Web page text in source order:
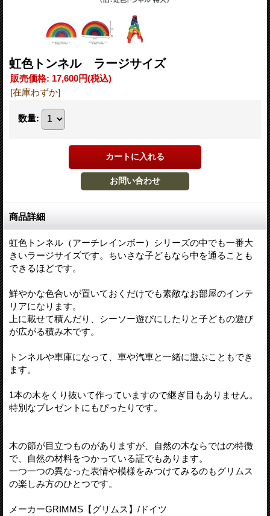
虹色トンネル ラージサイズ
販売価格: 17,600円(税込)
[在庫わずか]
数量:
商品詳細
虹色トンネル（アーチレインボー）シリーズの中でも一番大
きいラージサイズです。ちいさな子どもなら中を通ることも
できるほどです。
鮮やかな色合いが置いておくだけでも素敵なお部屋のインテ
リアになります。
上に載せて積んだり、シーソー遊びにしたりと子どもの遊び
が広がる積み木です。
トンネルや車庫になって、車や汽車と一緒に遊ぶこともでき
ます。
1本の木をくり抜いて作っていますので継ぎ目もありません。
特別なプレゼントにもぴったりです。
木の節が目立つものがありますが、自然の木ならではの特徴
で、自然の材料をつかっている証でもあります。
一つ一つの異なった表情や模様をみつけてみるのもグリムス
の楽しみ方のひとつです。
メーカーGRIMMS【グリムス】/ドイツ